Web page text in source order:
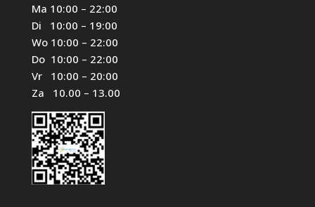
Ma 10:00 – 22:00
Di 10:00 – 19:00
Wo 10:00 – 22:00
Do 10:00 – 22:00
Vr 10:00 – 20:00
Za 10.00 – 13.00